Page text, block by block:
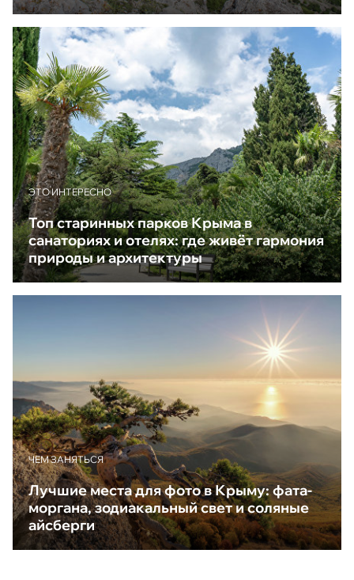
ЭТО ИНТЕРЕСНО
Топ старинных парков Крыма в
санаториях и отелях: где живёт гармония
природы и архитектуры
ЧЕМ ЗАНЯТЬСЯ
Лучшие места для фото в Крыму: фата-
моргана, зодиакальный свет и соляные
айсберги